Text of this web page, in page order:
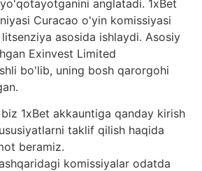
anglatadi. 1xBet
Curacao o'yin komissiyasi
asosida ishlaydi. Asosiy
Exinvest Limited
bo'lib, uning bosh qarorgohi
1xBet akkauntiga qanday kirish
taklif qilish haqida
beramiz.
komissiyalar odatda